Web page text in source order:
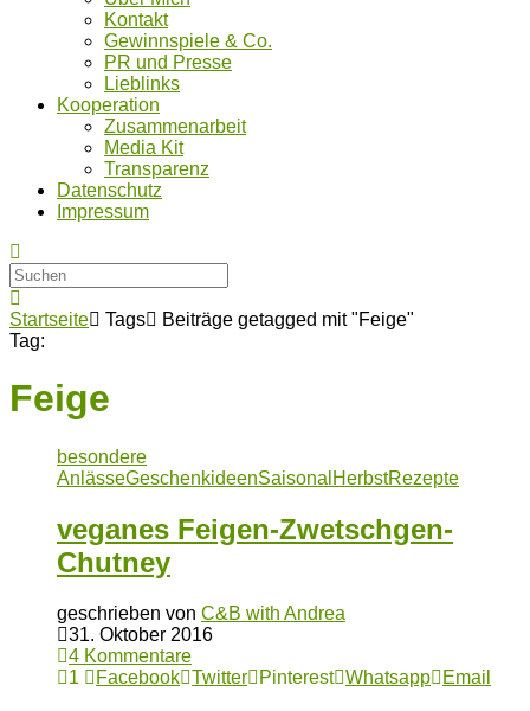
Kontakt
Gewinnspiele & Co.
PR und Presse
Lieblinks
Kooperation
Zusammenarbeit
Media Kit
Transparenz
Datenschutz
Impressum
Startseite Tags
Beiträge getagged mit "Feige"
Tag:
Feige
besondere
AnlässeGeschenkideenSaisonal HerbstRezepte
veganes Feigen-Zwetschgen-
Chutney
geschrieben von C&B with Andrea
31. Oktober 2016
4 Kommentare
1
Facebook Twitter Pinterest Whatsapp Email